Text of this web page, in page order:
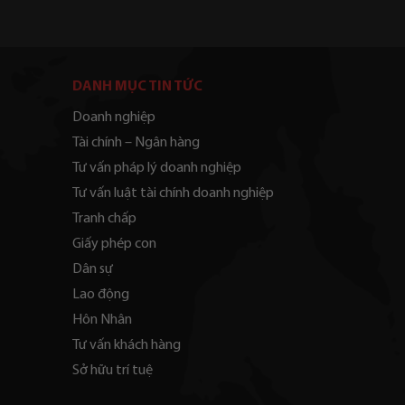
DANH MỤC TIN TỨC
Doanh nghiệp
Tài chính – Ngân hàng
Tư vấn pháp lý doanh nghiệp
Tư vấn luật tài chính doanh nghiệp
Tranh chấp
Giấy phép con
Dân sự
Lao động
Hôn Nhân
Tư vấn khách hàng
Sở hữu trí tuệ